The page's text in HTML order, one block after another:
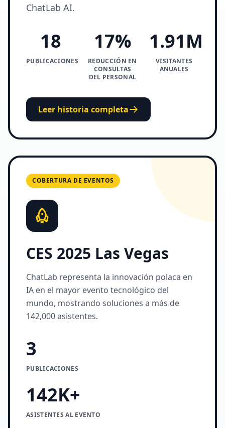
ChatLab AI.
18
PUBLICACIONES
17%
REDUCCIÓN EN
CONSULTAS
DEL PERSONAL
1.91M
VISITANTES
ANUALES
Leer historia completa
COBERTURA DE EVENTOS
CES 2025 Las Vegas
ChatLab representa la innovación polaca en
IA en el mayor evento tecnológico del
mundo, mostrando soluciones a más de
142,000 asistentes.
3
PUBLICACIONES
142K+
ASISTENTES AL EVENTO